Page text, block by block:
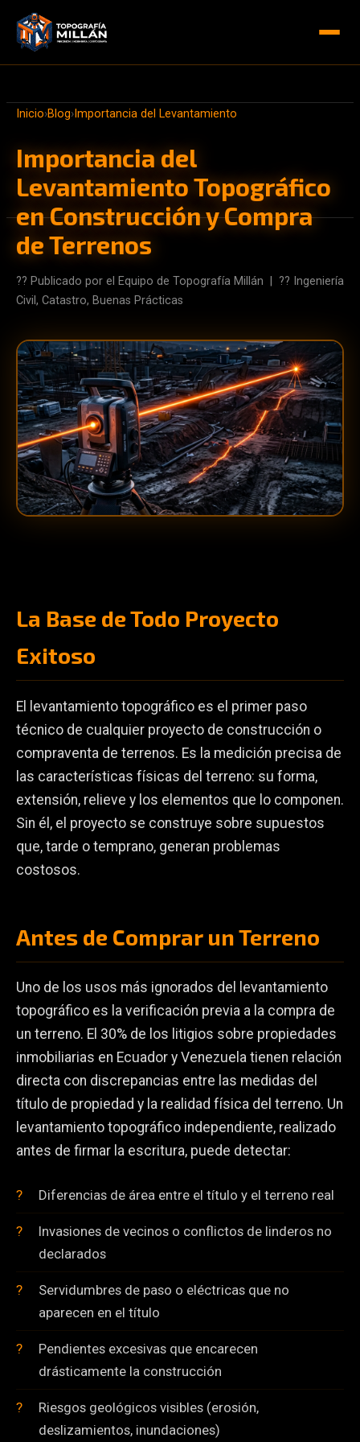
Inicio›Blog› Importancia del Levantamiento
Importancia del
Levantamiento Topográfico
en Construcción y Compra
de Terrenos
?? Publicado por el Equipo de Topografía Millán | ?? Ingeniería
Civil, Catastro, Buenas Prácticas
La Base de Todo Proyecto
Exitoso
El levantamiento topográfico es el primer paso
técnico de cualquier proyecto de construcción o
compraventa de terrenos. Es la medición precisa de
las características físicas del terreno: su forma,
extensión, relieve y los elementos que lo componen.
Sin él, el proyecto se construye sobre supuestos
que, tarde o temprano, generan problemas
costosos.
Antes de Comprar un Terreno
Uno de los usos más ignorados del levantamiento
topográfico es la verificación previa a la compra de
un terreno. El 30% de los litigios sobre propiedades
inmobiliarias en Ecuador y Venezuela tienen relación
directa con discrepancias entre las medidas del
título de propiedad y la realidad física del terreno. Un
levantamiento topográfico independiente, realizado
antes de firmar la escritura, puede detectar:
Diferencias de área entre el título y el terreno real
Invasiones de vecinos o conflictos de linderos no
declarados
Servidumbres de paso o eléctricas que no
aparecen en el título
Pendientes excesivas que encarecen
drásticamente la construcción
Riesgos geológicos visibles (erosión,
deslizamientos, inundaciones)